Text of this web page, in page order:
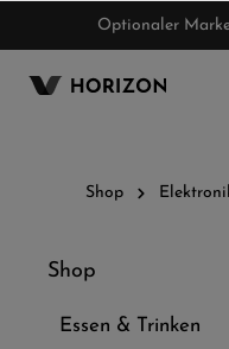
springenOptionaler
Shop
Shop
Essen & Trinken